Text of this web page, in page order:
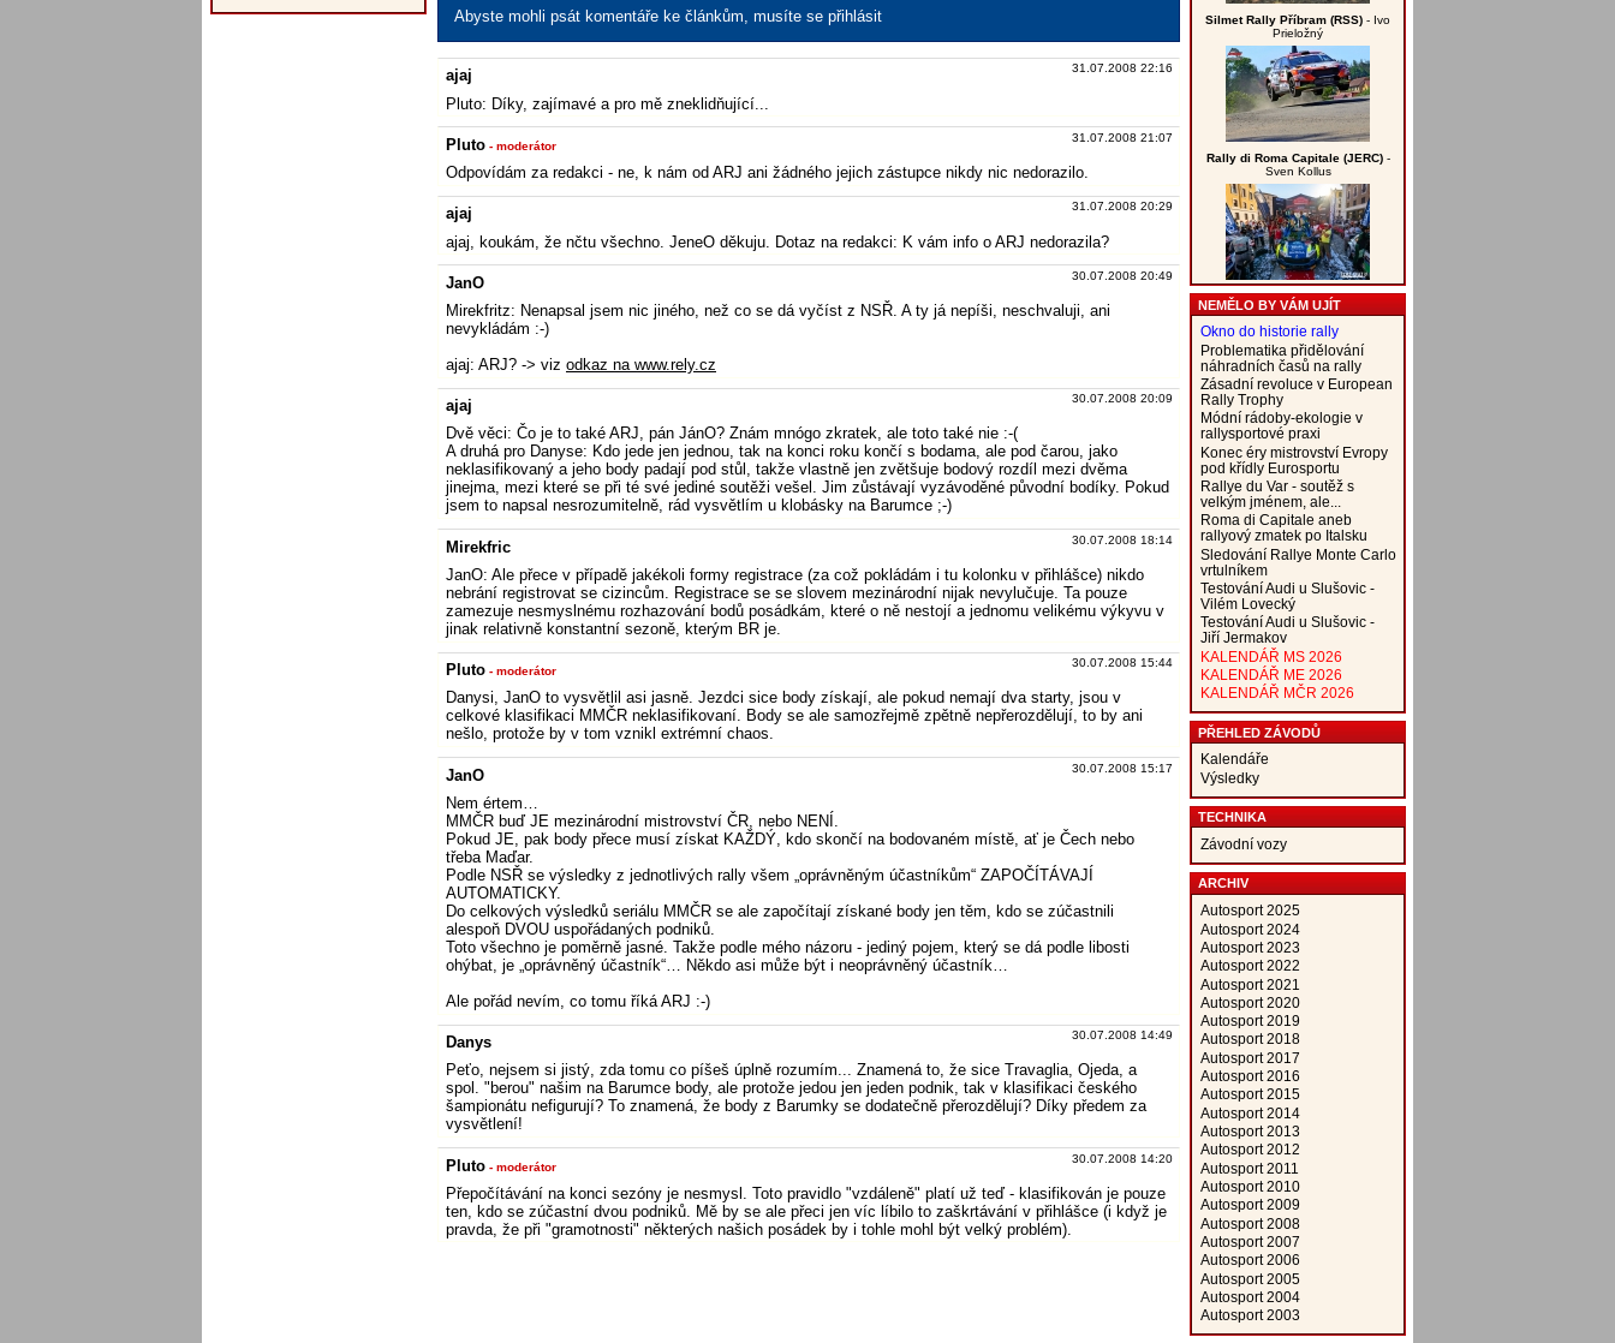
Abyste mohli psát komentáře ke článkům, musíte se přihlásit
31.07.2008 22:16
ajaj
Pluto: Díky, zajímavé a pro mě zneklidňující...
31.07.2008 21:07
Pluto - moderátor
Odpovídám za redakci - ne, k nám od ARJ ani žádného jejich zástupce nikdy nic nedorazilo.
31.07.2008 20:29
ajaj
ajaj, koukám, že nčtu všechno. JeneO děkuju. Dotaz na redakci: K vám info o ARJ nedorazila?
30.07.2008 20:49
JanO
Mirekfritz: Nenapsal jsem nic jiného, než co se dá vyčíst z NSŘ. A ty já nepíši, neschvaluji, ani
nevykládám :-)
ajaj: ARJ? -> viz odkaz na www.rely.cz
30.07.2008 20:09
ajaj
Dvě věci: Čo je to také ARJ, pán JánO? Znám mnógo zkratek, ale toto také nie :-(
A druhá pro Danyse: Kdo jede jen jednou, tak na konci roku končí s bodama, ale pod čarou, jako
neklasifikovaný a jeho body padají pod stůl, takže vlastně jen zvětšuje bodový rozdíl mezi dvěma
jinejma, mezi které se při té své jediné soutěži vešel. Jim zůstávají vyzávoděné původní bodíky. Pokud
jsem to napsal nesrozumitelně, rád vysvětlím u klobásky na Barumce ;-)
30.07.2008 18:14
Mirekfric
JanO: Ale přece v případě jakékoli formy registrace (za což pokládám i tu kolonku v přihlášce) nikdo
nebrání registrovat se cizincům. Registrace se se slovem mezinárodní nijak nevylučuje. Ta pouze
zamezuje nesmyslnému rozhazování bodů posádkám, které o ně nestojí a jednomu velikému výkyvu v
jinak relativně konstantní sezoně, kterým BR je.
30.07.2008 15:44
Pluto - moderátor
Danysi, JanO to vysvětlil asi jasně. Jezdci sice body získají, ale pokud nemají dva starty, jsou v
celkové klasifikaci MMČR neklasifikovaní. Body se ale samozřejmě zpětně nepřerozdělují, to by ani
nešlo, protože by v tom vznikl extrémní chaos.
30.07.2008 15:17
JanO
Nem értem…
MMČR buď JE mezinárodní mistrovství ČR, nebo NENÍ.
Pokud JE, pak body přece musí získat KAŽDÝ, kdo skončí na bodovaném místě, ať je Čech nebo
třeba Maďar.
Podle NSŘ se výsledky z jednotlivých rally všem „oprávněným účastníkům“ ZAPOČÍTÁVAJÍ
AUTOMATICKY.
Do celkových výsledků seriálu MMČR se ale započítají získané body jen těm, kdo se zúčastnili
alespoň DVOU uspořádaných podniků.
Toto všechno je poměrně jasné. Takže podle mého názoru - jediný pojem, který se dá podle libosti
ohýbat, je „oprávněný účastník“… Někdo asi může být i neoprávněný účastník…
Ale pořád nevím, co tomu říká ARJ :-)
30.07.2008 14:49
Danys
Peťo, nejsem si jistý, zda tomu co píšeš úplně rozumím... Znamená to, že sice Travaglia, Ojeda, a
spol. "berou" našim na Barumce body, ale protože jedou jen jeden podnik, tak v klasifikaci českého
šampionátu nefigurují? To znamená, že body z Barumky se dodatečně přerozdělují? Díky předem za
vysvětlení!
30.07.2008 14:20
Pluto - moderátor
Přepočítávání na konci sezóny je nesmysl. Toto pravidlo "vzdáleně" platí už teď - klasifikován je pouze
ten, kdo se zúčastní dvou podniků. Mě by se ale přeci jen víc líbilo to zaškrtávání v přihlášce (i když je
pravda, že při "gramotnosti" některých našich posádek by i tohle mohl být velký problém).
Silmet Rally Příbram (RSS) - Ivo
Prieložný
Rally di Roma Capitale (JERC)-
Sven Kollus
NEMĚLO BY VÁM UJÍT
Okno do historie rally
Problematika přidělování
náhradních časů na rally
Zásadní revoluce v European
Rally Trophy
Módní rádoby-ekologie v
rallysportové praxi
Konec éry mistrovství Evropy
pod křídly Eurosportu
Rallye du Var - soutěž s
velkým jménem, ale...
Roma di Capitale aneb
rallyový zmatek po Italsku
Sledování Rallye Monte Carlo
vrtulníkem
Testování Audi u Slušovic -
Vilém Lovecký
Testování Audi u Slušovic -
Jiří Jermakov
KALENDÁŘ MS 2026
KALENDÁŘ ME 2026
KALENDÁŘ MČR 2026
PŘEHLED ZÁVODŮ
Kalendáře
Výsledky
TECHNIKA
Závodní vozy
ARCHIV
Autosport 2025
Autosport 2024
Autosport 2023
Autosport 2022
Autosport 2021
Autosport 2020
Autosport 2019
Autosport 2018
Autosport 2017
Autosport 2016
Autosport 2015
Autosport 2014
Autosport 2013
Autosport 2012
Autosport 2011
Autosport 2010
Autosport 2009
Autosport 2008
Autosport 2007
Autosport 2006
Autosport 2005
Autosport 2004
Autosport 2003